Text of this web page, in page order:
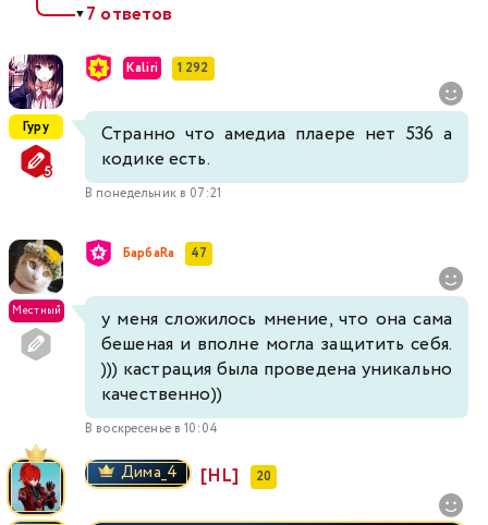
▼7 ответов
Гуру
Kaliri 1 292
Странно что амедиа плаере нет 536 а
кодике есть.
В понедельник в 07:21
Местный
БарбаRа 47
у меня сложилось мнение, что она сама
бешеная и вполне могла защитить себя.
))) кастрация была проведена уникально
качественно))
В воскресенье в 10:04
Димa_4 [HL] 20